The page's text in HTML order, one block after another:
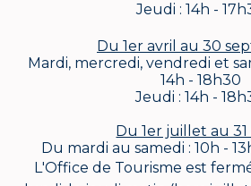
Jeudi : 14h -
Du 1er avril au 30
Mardi, mercredi, vendredi et
14h - 18h30
Jeudi : 14h -
Du 1er juillet au
Du mardi au samedi : 10h -
L'Office de Tourisme est